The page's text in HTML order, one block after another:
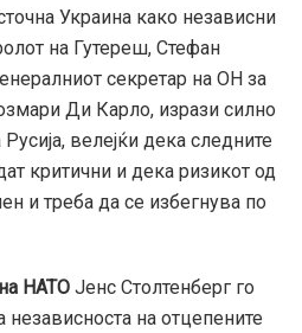
Украина како независни
на Гутереш, Стефан
секретар на ОН за
Ди Карло, изрази силно
велејќи дека следните
критични и дека ризикот од
и треба да се избегнува по
НАТО Јенс Столтенберг го
на отцепените